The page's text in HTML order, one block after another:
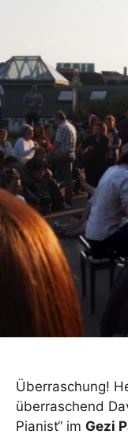
Überraschung!
überraschend
Pianist“ im Gezi